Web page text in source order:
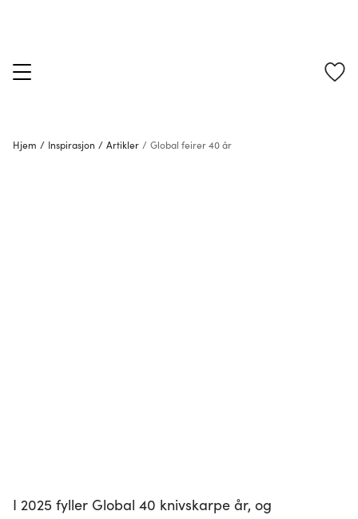
Hjem / Inspirasjon / Artikler / Global feirer 40 år
I 2025 fyller Global 40 knivskarpe år, og